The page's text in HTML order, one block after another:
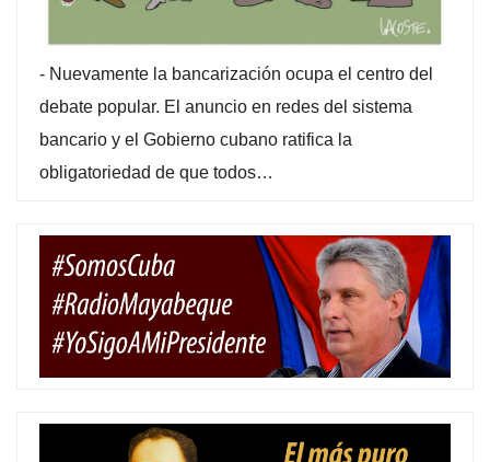
- Nuevamente la bancarización ocupa el centro del
debate popular. El anuncio en redes del sistema
bancario y el Gobierno cubano ratifica la
obligatoriedad de que todos…